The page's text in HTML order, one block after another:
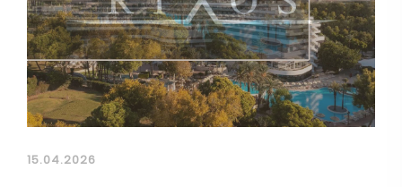
15.04.2026